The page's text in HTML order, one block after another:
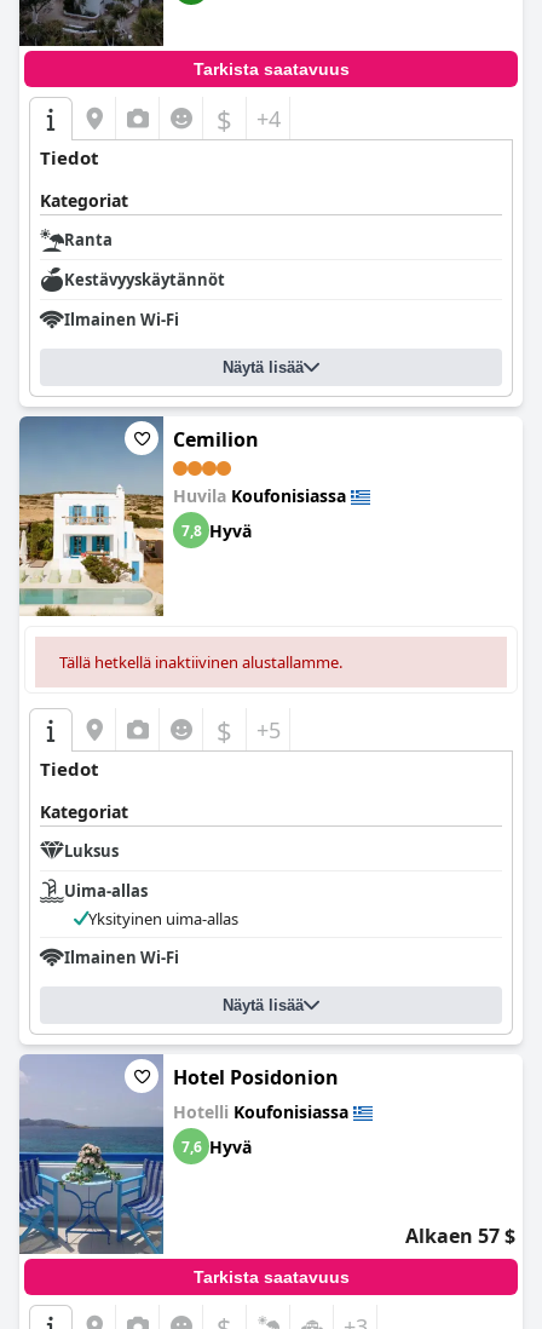
Tarkista saatavuus
$ +4
Tiedot
Kategoriat
Ranta
Kestävyyskäytännöt
Ilmainen Wi-Fi
Näytä lisää
Cemilion
Huvila Koufonisiassa
7,8 Hyvä
Tällä hetkellä inaktiivinen alustallamme.
$ +5
Tiedot
Kategoriat
Luksus
Uima-allas
Yksityinen uima-allas
Ilmainen Wi-Fi
Näytä lisää
Hotel Posidonion
Hotelli Koufonisiassa
7,6 Hyvä
Alkaen 57 $
Tarkista saatavuus